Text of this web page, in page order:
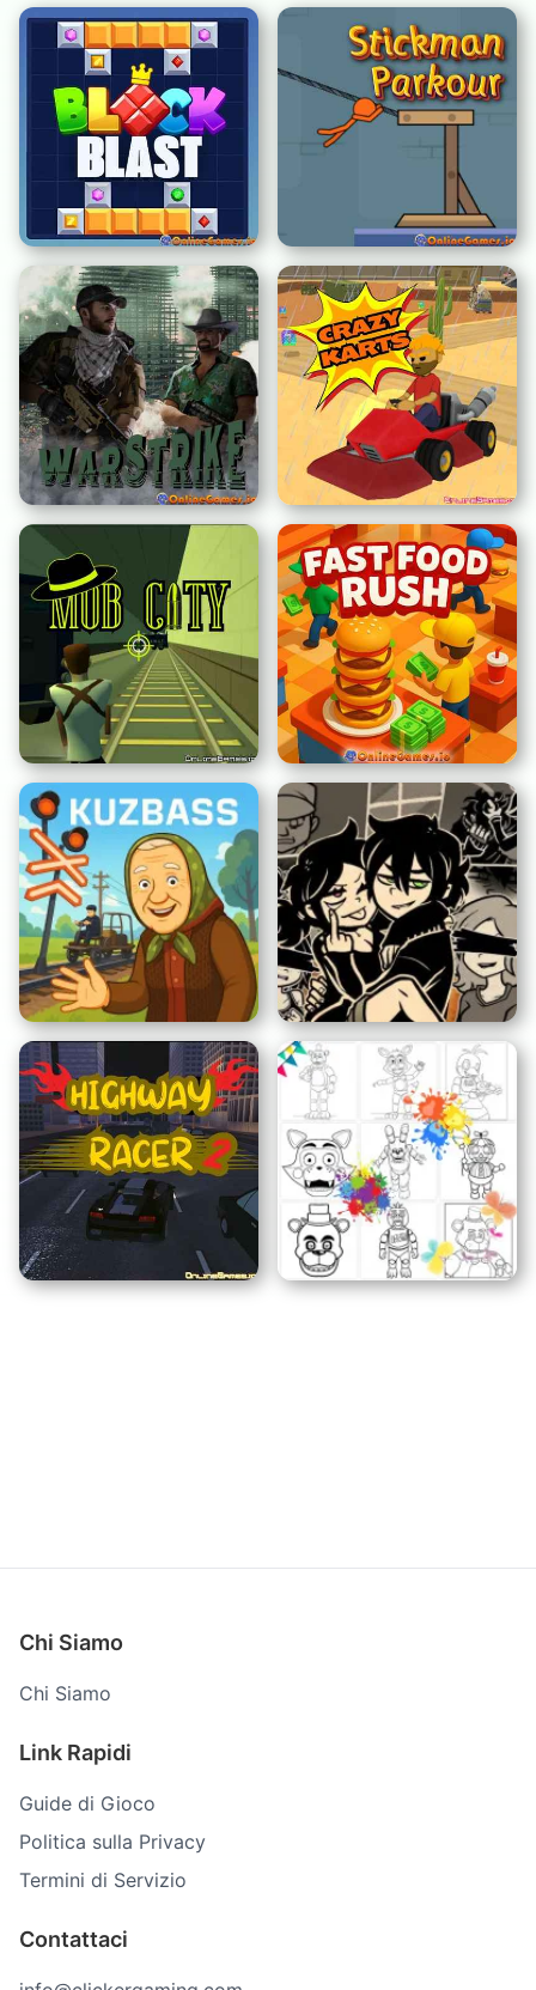
Block Blast
Parkour dell'Uomo
Stecchino
WarStrike Kart Folli
Città della Mafia Fretta da Fast Food
Kuzbass Horror Sposarsi di Rosso
Chi Siamo
Chi Siamo
Link Rapidi
Guide di Gioco
Politica sulla Privacy
Termini di Servizio
Contattaci